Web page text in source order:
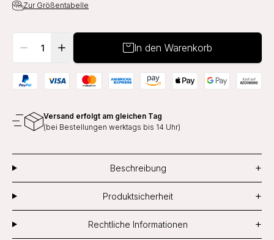
Zur Größentabelle
In den Warenkorb
Versand erfolgt am gleichen Tag
(bei Bestellungen werktags bis 14 Uhr)
Beschreibung +
Produktsicherheit +
Rechtliche Informationen +